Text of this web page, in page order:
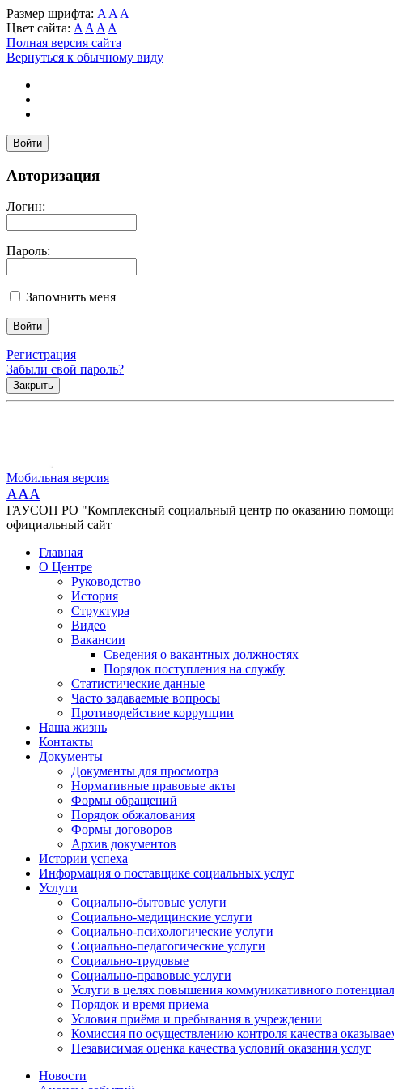
Размер шрифта: A A A
Цвет сайта: A A A A
Полная версия сайта
Вернуться к обычному виду
Войти
Авторизация
Логин:
Пароль:
Запомнить меня
Регистрация
Забыли свой пароль?
Закрыть
Мобильная версия
AAA
ГАУСОН РО "Комплексный социальный центр по оказанию помощи
официальный сайт
Главная
О Центре
Руководство
История
Структура
Видео
Вакансии
Сведения о вакантных должностях
Порядок поступления на службу
Статистические данные
Часто задаваемые вопросы
Противодействие коррупции
Наша жизнь
Контакты
Документы
Документы для просмотра
Нормативные правовые акты
Формы обращений
Порядок обжалования
Формы договоров
Архив документов
Истории успеха
Информация о поставщике социальных услуг
Услуги
Социально-бытовые услуги
Социально-медицинские услуги
Социально-психологические услуги
Социально-педагогические услуги
Социально-трудовые
Социально-правовые услуги
Услуги в целях повышения коммуникативного
Порядок и время приема
Условия приёма и пребывания в учреждении
Комиссия по осуществлению контроля качества
Независимая оценка качества условий оказания услуг
Новости